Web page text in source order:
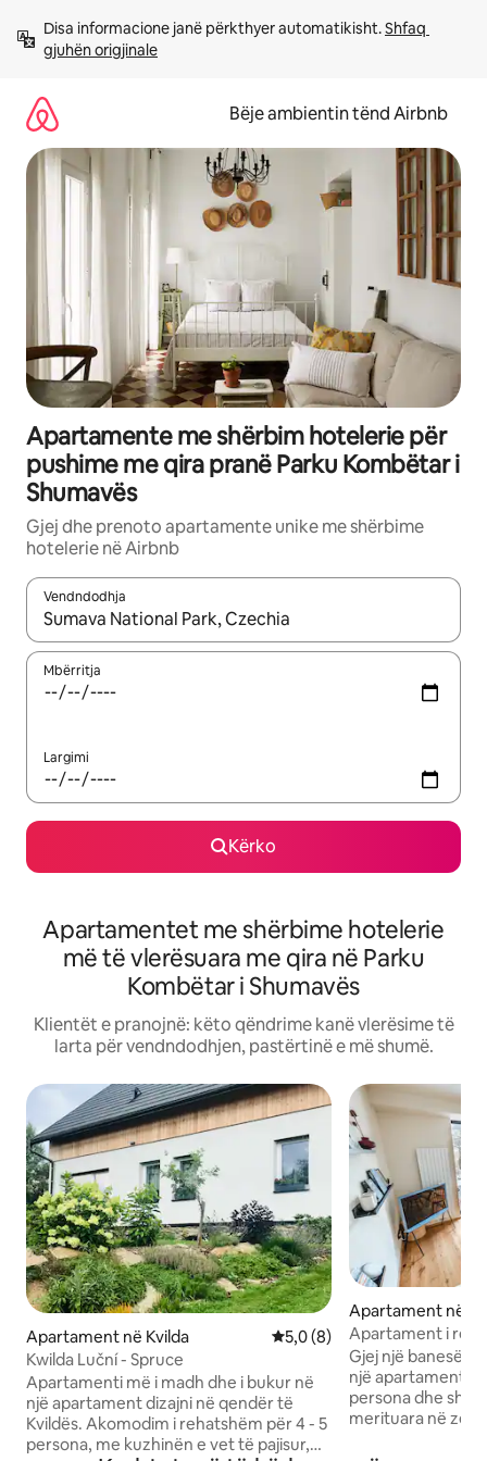
përmbajtja
Disa informacione janë përkthyer automatikisht. Shfaq
gjuhën origjinale
Bëje ambientin tënd Airbnb
Apartamente me shërbim hotelerie për
pushime me qira pranë Parku Kombëtar i
Shumavës
Gjej dhe prenoto apartamente unike me shërbime
hotelerie në Airbnb
Vendndodhja
Kur rezultatet të jenë të disponueshme, lëviz me butonat e
Mbërritja
Largimi
Kërko
Apartamentet me shërbime hotelerie
më të vlerësuara me qira në Parku
Kombëtar i Shumavës
Klientët e pranojnë: këto qëndrime kanë vlerësime të
larta për vendndodhjen, pastërtinë e më shumë.
Apartament në Kvilda Vlerësimi mesatar 5,0 nga
5,0 (8)
Kwilda Luční - Spruce
Apartamenti më i madh dhe i bukur në
një apartament dizajni në qendër të
Kvildës. Akomodim i rehatshëm për 4 - 5
persona, me kuzhinën e vet të pajisur,
Apartament në
Apartament i
Šumava, Brčálník
Gjej një banesë
një apartament
persona dhe
merituara në